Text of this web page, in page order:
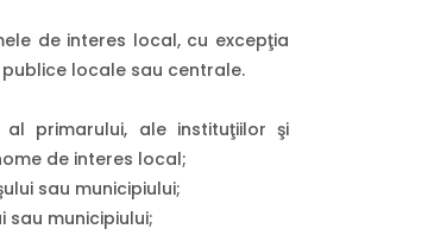
de interes local, cu excepţia
locale sau centrale.
primarului, ale instituţiilor şi
de interes local;
sau municipiului;
sau municipiului;